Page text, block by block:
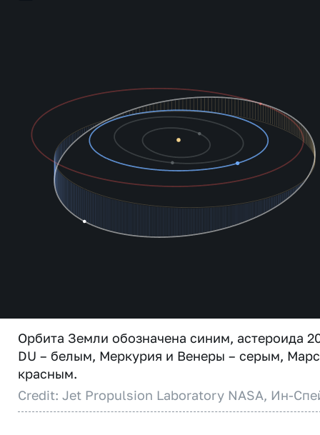
Орбита Земли обозначена синим, астероида
DU – белым, Меркурия и Венеры – серым,
красным.
Credit: Jet Propulsion Laboratory NASA, Ин-